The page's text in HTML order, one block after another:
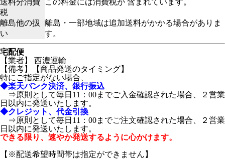
送料分消費
税
この料金には消費税が 含まれています。
離島他の扱
い
離島・一部地域は追加送料がかかる場合がありま
す。
宅配便
【業者】 西濃運輸
【備考】
【商品発送のタイミング】
特にご指定がない場合、
◆楽天バンク決済、銀行振込
⇒原則として毎日11：00までご入金確認された場合、２営業
日以内に発送いたします。
◆クレジット、代金引換
⇒原則として毎日11：00までご注文確認された場合、２営業
日以内に発送いたします。
できる限り、速やか発送するように心かけます。
【※配送希望時間帯は指定ができません】